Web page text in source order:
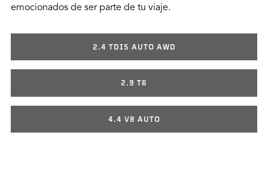
emocionados de ser parte de tu viaje.
2.4 TDI5 AUTO AWD
2.9 T6
4.4 V8 AUTO